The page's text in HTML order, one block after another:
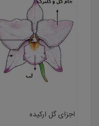
اجزای گل ارکیده